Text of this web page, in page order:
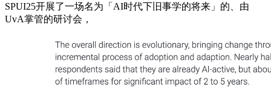
SPUI25开展了一场名为「AI时代下旧事学的将来」的、由
UvA掌管的研讨会，